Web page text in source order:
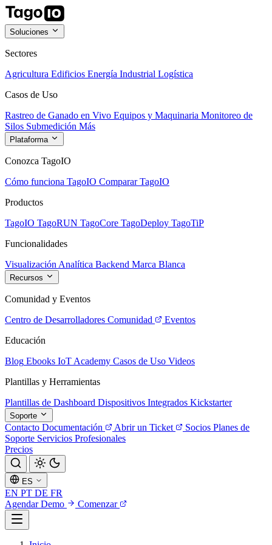
Soluciones
Sectores
Agricultura Edificios Energía Industrial Logística
Casos de Uso
Rastreo de Ganado en Vivo Equipos y Maquinaria Monitoreo de
Silos Submedición Más
Plataforma
Conozca TagoIO
Cómo funciona TagoIO Comparar TagoIO
Productos
TagoIO TagoRUN TagoCore TagoDeploy TagoTiP
Funcionalidades
Visualización Analítica Backend Marca Blanca
Recursos
Comunidad y Eventos
Centro de Desarrolladores Comunidad
Eventos
Educación
Blog Ebooks IoT Academy Casos de Uso Videos
Plantillas y Herramientas
Plantillas de Dashboard Dispositivos Integrados Kickstarter
Soporte
Contacto Documentación Abrir un Ticket Socios Planes de
Soporte Servicios Profesionales
Precios
ES
EN PT DE FR
Agendar Demo
Comenzar